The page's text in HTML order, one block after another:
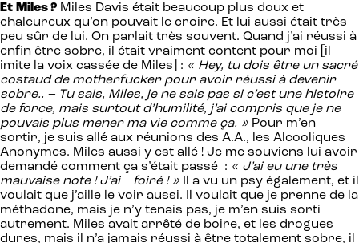
Et Miles ? Miles Davis était beaucoup plus doux et
chaleureux qu’on pouvait le croire. Et lui aussi était très
peu sûr de lui. On parlait très souvent. Quand j’ai réussi à
enfin être sobre, il était vraiment content pour moi [il
imite la voix cassée de Miles] : « Hey, tu dois être un sacré
costaud de motherfucker pour avoir réussi à devenir
sobre.. – Tu sais, Miles, je ne sais pas si c’est une histoire
de force, mais surtout d’humilité, j’ai compris que je ne
pouvais plus mener ma vie comme ça. » Pour m’en
sortir, je suis allé aux réunions des A.A., les Alcooliques
Anonymes. Miles aussi y est allé ! Je me souviens lui avoir
demandé comment ça s’était passé : « J’ai eu une très
mauvaise note ! J’ai foiré ! »
Il a vu un psy également, et il
voulait que j’aille le voir aussi. Il voulait que je prenne de la
méthadone, mais je n’y tenais pas, je m’en suis sorti
autrement. Miles avait arrêté de boire, et les drogues
dures, mais il n’a jamais réussi à être totalement sobre, il